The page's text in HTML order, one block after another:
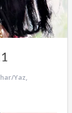
Yaz,